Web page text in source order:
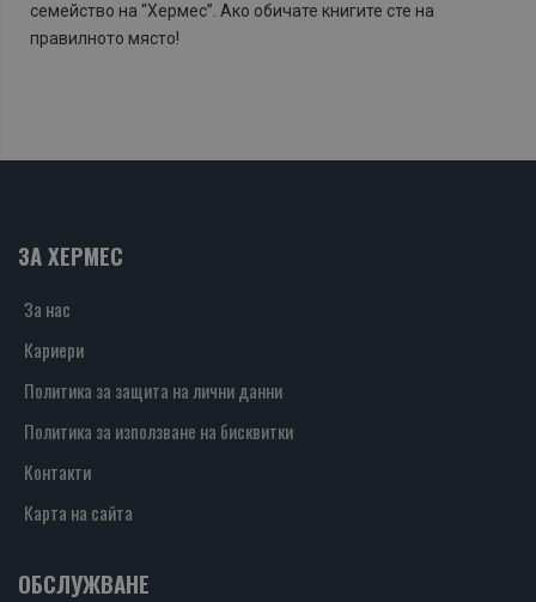
семейство на “Хермес”. Ако обичате книгите сте на
правилното място!
ЗА ХЕРМЕС
За нас
Кариери
Политика за защита на лични данни
Политика за използване на бисквитки
Контакти
Карта на сайта
ОБСЛУЖВАНЕ